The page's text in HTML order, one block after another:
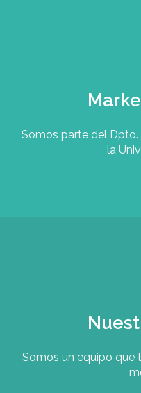
Somos parte del
la
Somos un equipo que